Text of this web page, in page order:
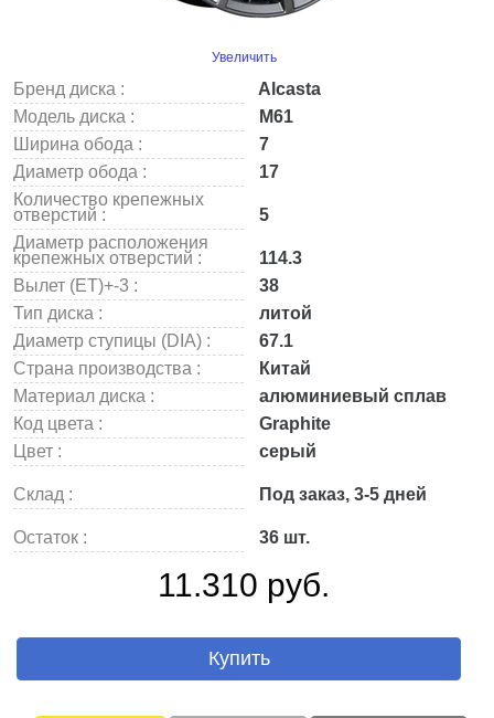
Увеличить
Бренд диска :
Alcasta
Модель диска :
M61
Ширина обода :
7
Диаметр обода :
17
Количество крепежных
отверстий :
5
Диаметр расположения
крепежных отверстий :
114.3
Вылет (ET)+-3 :
38
Тип диска :
литой
Диаметр ступицы (DIA) :
67.1
Страна производства :
Китай
Материал диска :
алюминиевый сплав
Код цвета :
Graphite
Цвет :
серый
Склад : Под заказ, 3-5 дней
Остаток : 36 шт.
11.310 руб.
Купить